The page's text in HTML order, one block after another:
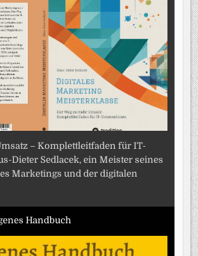
– Komplettleitfaden für IT-
Dieter Sedlacek, ein Meister seines
Marketings und der digitalen
Handbuch